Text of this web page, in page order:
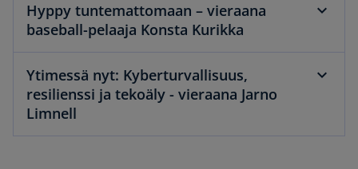
Hyppy tuntemattomaan – vieraana
baseball-pelaaja Konsta Kurikka
Ytimessä nyt: Kyberturvallisuus,
resilienssi ja tekoäly - vieraana Jarno
Limnell